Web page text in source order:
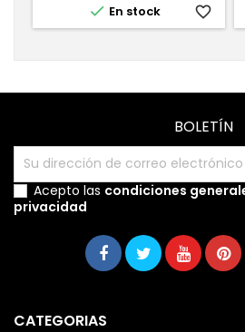
 En stock favorite_border
BOLETÍN
Acepto las condiciones
privacidad
CATEGORIAS